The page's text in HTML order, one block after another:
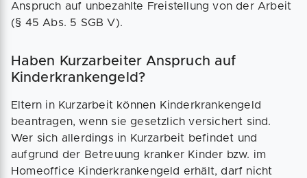
Anspruch auf unbezahlte Freistellung von der Arbeit
(§ 45 Abs. 5 SGB V).
Haben Kurzarbeiter Anspruch auf
Kinderkrankengeld?
Eltern in Kurzarbeit können Kinderkrankengeld
beantragen, wenn sie gesetzlich versichert sind.
Wer sich allerdings in Kurzarbeit befindet und
aufgrund der Betreuung kranker Kinder bzw. im
Homeoffice Kinderkrankengeld erhält, darf nicht